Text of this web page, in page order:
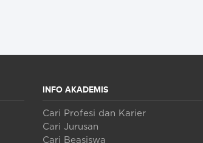
INFO AKADEMIS
Cari Profesi dan Karier
Cari Jurusan
Cari Beasiswa